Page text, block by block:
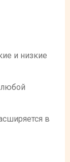
и низкие
в